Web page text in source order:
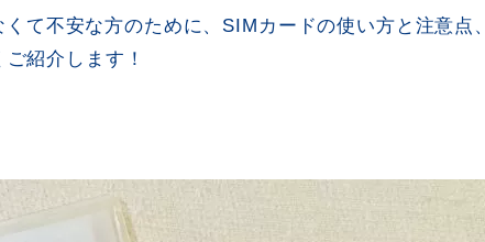
て不安な方のために、SIMカードの使い方と注意点、
紹介します！